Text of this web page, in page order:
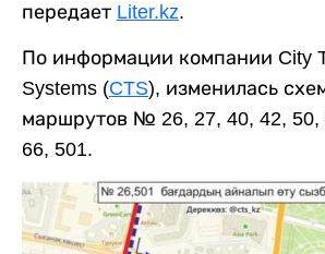
передает Liter.kz.
По информации компании City
Systems (CTS), изменилась
маршрутов № 26, 27, 40, 42, 50,
66, 501.